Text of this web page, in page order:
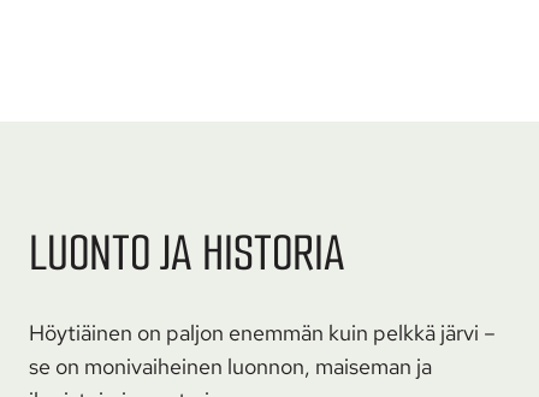
LUONTO JA HISTORIA
Höytiäinen on paljon enemmän kuin pelkkä järvi –
se on monivaiheinen luonnon, maiseman ja